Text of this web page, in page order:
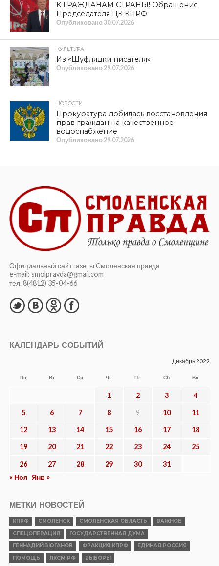
К ГРАЖДАНАМ СТРАНЫ! Обращение
Председателя ЦК КПРФ
Опубликовано30.07.2026
КУЛЬТУРА
Из «Шуфлядки писателя»
Опубликовано29.07.2026
НОВОСТИ
Прокуратура добилась восстановления
прав граждан на качественное
водоснабжение
Опубликовано29.07.2026
Официальный сайт газеты Смоленская правда
e-mail: smolpravda@gmail.com
тел. 8(4812) 35-04-66
КАЛЕНДАРЬ СОБЫТИЙ
Декабрь 2022
Пн Вт Ср Чт Пт Сб Вс
1 2 3 4
5 6 7 8 9 10 11
12 13 14 15 16 17 18
19 20 21 22 23 24 25
26 27 28 29 30
31
« Ноя Янв »
МЕТКИ НОВОСТЕЙ
КПРФ СМОЛЕНСК СМОЛЕНСКАЯ ОБЛАСТЬ
ВАЖНОЕ
СПЕЦОПЕРАЦИЯ
ГОСУДАРСТВЕННАЯ ДУМА
ГЕННАДИЙ ЗЮГАНОВ
ФРАКЦИЯ КПРФ
ЕДИНАЯ РОССИЯ
ПОМОЩЬ
ЛКСМ РФ ВЫБОРЫ